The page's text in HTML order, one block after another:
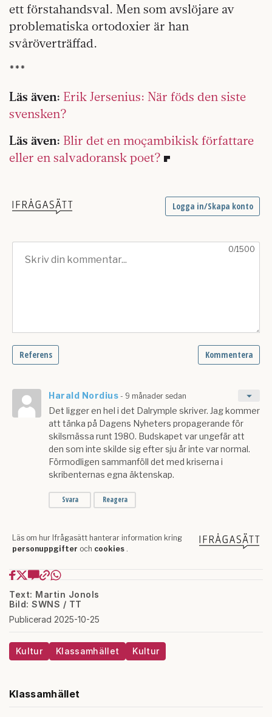
ett förstahandsval. Men som avslöjare av
problematiska ortodoxier är han
svåröverträffad.
​​***
Läs även: Erik Jersenius: När föds den siste
svensken?
Läs även: Blir det en moçambikisk författare
eller en salvadoransk poet?
Text: Martin Jonols
Bild: SWNS / TT
Publicerad 2025-10-25
Kultur Klassamhället Kultur
Klassamhället